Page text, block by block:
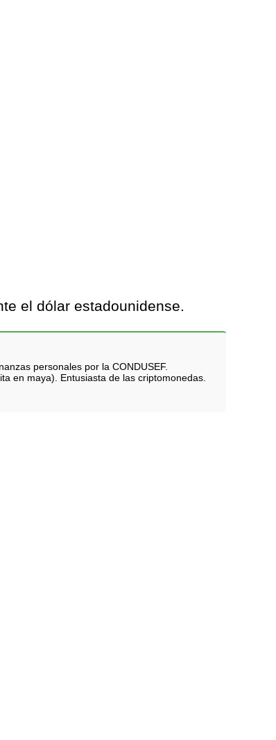
el dólar estadounidense.
personales por la CONDUSEF.
en maya). Entusiasta de las criptomonedas.